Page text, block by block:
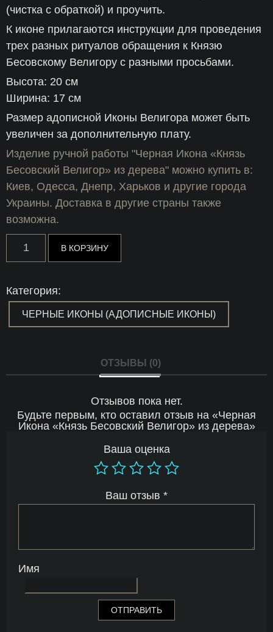
(чистка с обраткой) и проучить.
К иконе прилагаются инструкции для проведения
трех разных ритуалов обращения к Князю
Бесовскому Велигору с разными просьбами.
Высота: 20 см
Ширина: 17 см
Размер адописной Иконы Велигора может быть
увеличен за дополнительную плату.
Изделие ручной работы "Черная Икона «Князь
Бесовский Велигор» из дерева" можно купить в:
Киев, Одесса, Днепр, Харьков и другие города
Украины. Доставка в другие страны также
возможна.
Количество
товара
Черная
Бесовский
Велигор»
дерева
В КОРЗИНУ
Категория:
ЧЕРНЫЕ ИКОНЫ (АДОПИСНЫЕ ИКОНЫ)
ОТЗЫВЫ (0)
Отзывов пока нет.
Будьте первым, кто оставил отзыв на «Черная
Икона «Князь Бесовский Велигор» из дерева»
Ваша оценка
Ваш отзыв *
Имя